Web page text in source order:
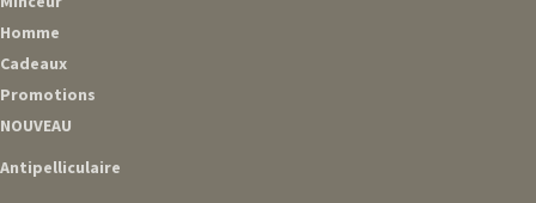
Homme
Cadeaux
Promotions
NOUVEAU
Antipelliculaire